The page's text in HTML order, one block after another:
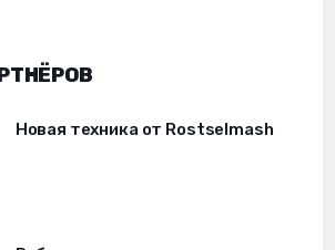
Новая техника от Rostselmash